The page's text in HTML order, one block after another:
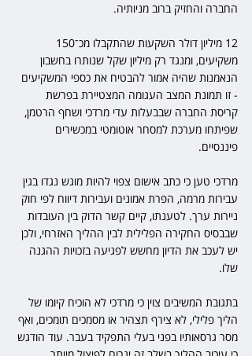
החברה והחזיק ברוב מניותיה.
משקיעים, ומנגד רק מיליון שקל שנותרו בחשבון
הנאמנות שהיה אמור להבטיח את כספי המשקיעים
- זו תמונת המצב העגומה המצטיירת בפרשת
קריסת החברה שבבעלות עדי מרדכי ושחף הרטמן,
שפיתחו מערכת למסחר אוטומטי במכשירים
פיננסיים.
מרדכי טען כי כתב אישום צפוי להיות מוגש נגדו בגין
עבירות מרמה, הפרת אמונים ועבירות דיווח לפי חוק
ניירות ערך. לטענתו, קיים קשר הדוק בין העובדות
שבבסיס החקירה הפלילית לבין ההליך האזרחי, ולכן
יש לעכב את הדיון מחשש לפגיעה בזכויות ההגנה
שלו.
בתגובת המשיבים צוין כי מרדכי לא הוכיח קיומו של
הליך פלילי, לא צירף תצהיר או מסמכים תומכים, ואף
מסר גרסאותיו בפני בעלי התפקיד בעבר. עוד הודגש